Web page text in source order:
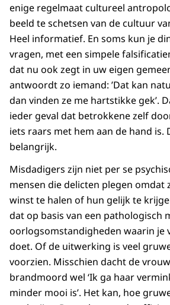
enige regelmaat cultureel
beeld te schetsen van de cultuur
Heel informatief. En soms kun je
vragen, met een simpele
dat nu ook zegt in uw eigen
antwoordt zo iemand: ’Dat kan
dan vinden ze me hartstikke gek’.
ieder geval dat betrokkene zelf
iets raars met hem aan de hand is.
belangrijk.
Misdadigers zijn niet per se
mensen die delicten plegen omdat
winst te halen of hun gelijk te
dat op basis van een pathologisch
oorlogsomstandigheden waarin je
doet. Of de uitwerking is veel
voorzien. Misschien dacht de
brandmoord wel ‘Ik ga haar
minder mooi is’. Het kan, hoe